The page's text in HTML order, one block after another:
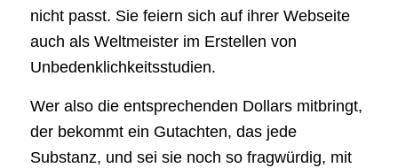
nicht passt. Sie feiern sich auf ihrer Webseite
auch als Weltmeister im Erstellen von
Unbedenklichkeitsstudien.
Wer also die entsprechenden Dollars mitbringt,
der bekommt ein Gutachten, das jede
Substanz, und sei sie noch so fragwürdig, mit